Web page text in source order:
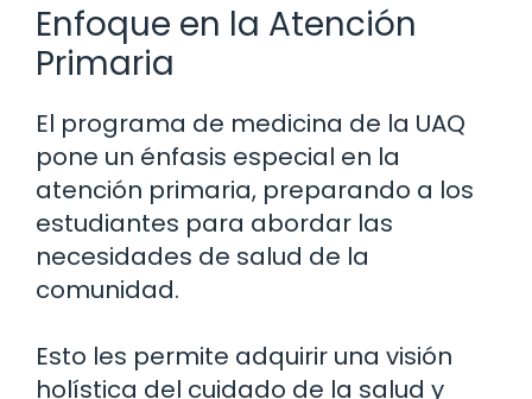
Enfoque en la Atención
Primaria
El programa de medicina de la UAQ
pone un énfasis especial en la
atención primaria, preparando a los
estudiantes para abordar las
necesidades de salud de la
comunidad.
Esto les permite adquirir una visión
holística del cuidado de la salud y